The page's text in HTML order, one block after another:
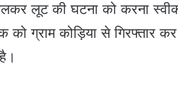
लूट की घटना को करना
ग्राम कोड़िया से गिरफ्तार